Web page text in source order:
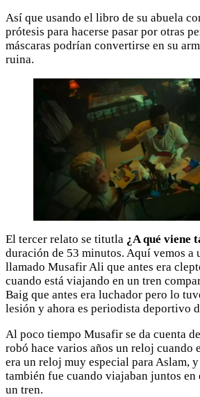
Así que usando el libro de su abuela
prótesis para hacerse pasar por otras
máscaras podrían convertirse en su
ruina.
El tercer relato se titutla ¿A qué viene
duración de 53 minutos. Aquí vemos a
llamado Musafir Ali que antes era
cuando está viajando en un tren
Baig que antes era luchador pero lo
lesión y ahora es periodista deportivo
Al poco tiempo Musafir se da cuenta
robó hace varios años un reloj cuando
era un reloj muy especial para Aslam,
también fue cuando viajaban juntos en
un tren.